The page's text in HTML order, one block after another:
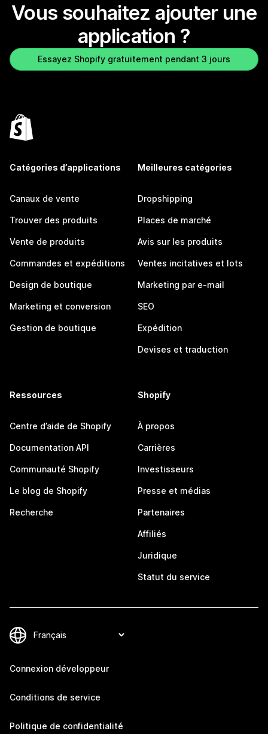
Vous souhaitez ajouter une
application ?
Essayez Shopify gratuitement pendant 3 jours
Catégories d’applications
Canaux de vente
Trouver des produits
Vente de produits
Commandes et expéditions
Design de boutique
Marketing et conversion
Gestion de boutique
Meilleures catégories
Dropshipping
Places de marché
Avis sur les produits
Ventes incitatives et lots
Marketing par e-mail
SEO
Expédition
Devises et traduction
Ressources
Centre d’aide de Shopify
Documentation API
Communauté Shopify
Le blog de Shopify
Recherche
Shopify
À propos
Carrières
Investisseurs
Presse et médias
Partenaires
Affiliés
Juridique
Statut du service
Connexion développeur
Conditions de service
Politique de confidentialité